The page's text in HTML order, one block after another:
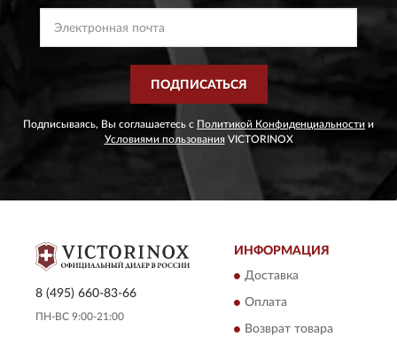
ПОДПИСАТЬСЯ
Подписываясь, Вы соглашаетесь с Политикой Конфиденциальности и
Условиями пользованияVICTORINOX
8 (495) 660-83-66
ПН-ВС 9:00-21:00
ИНФОРМАЦИЯ
Доставка
Оплата
Возврат товара